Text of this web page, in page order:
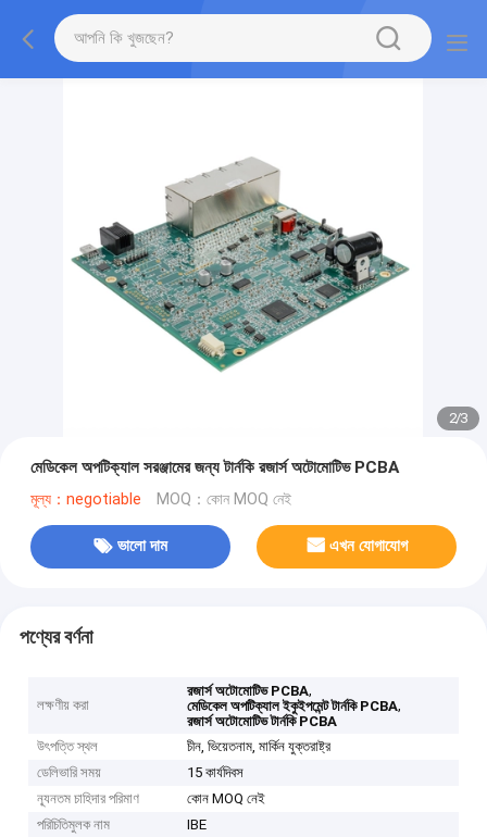
2/3
মেডিকেল অপটিক্যাল সরঞ্জামের জন্য টার্নকি রজার্স অটোমোটিভ PCBA
মূল্য：negotiable MOQ：কোন MOQ নেই
ভালো দাম এখন যোগাযোগ
পণ্যের বর্ণনা
লক্ষণীয় করা
রজার্স অটোমোটিভ PCBA,
মেডিকেল অপটিক্যাল ইকুইপমেন্ট টার্নকি PCBA,
রজার্স অটোমোটিভ টার্নকি PCBA
উৎপত্তি স্থল
চীন, ভিয়েতনাম, মার্কিন যুক্তরাষ্ট্র
ডেলিভারি সময়
15 কার্যদিবস
ন্যূনতম চাহিদার পরিমাণ
কোন MOQ নেই
পরিচিতিমুলক নাম
IBE